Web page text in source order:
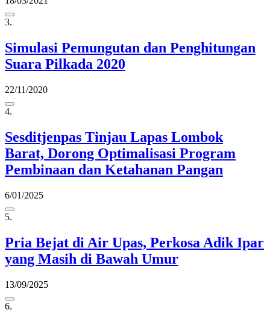
3.
Simulasi Pemungutan dan Penghitungan
Suara Pilkada 2020
22/11/2020
4.
Sesditjenpas Tinjau Lapas Lombok
Barat, Dorong Optimalisasi Program
Pembinaan dan Ketahanan Pangan
6/01/2025
5.
Pria Bejat di Air Upas, Perkosa Adik Ipar
yang Masih di Bawah Umur
13/09/2025
6.